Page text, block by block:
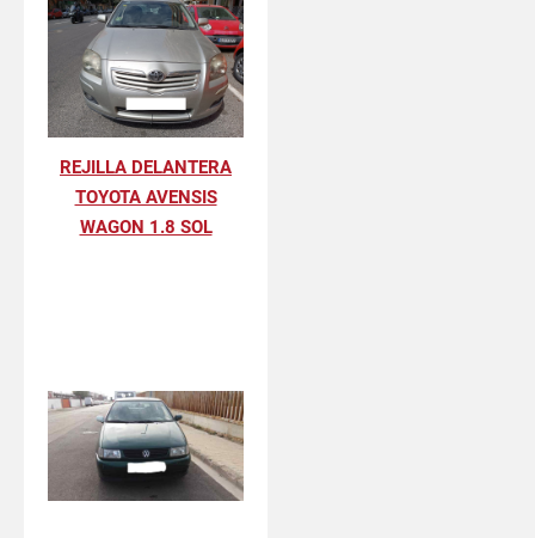
REJILLA DELANTERA
TOYOTA AVENSIS
WAGON 1.8 SOL